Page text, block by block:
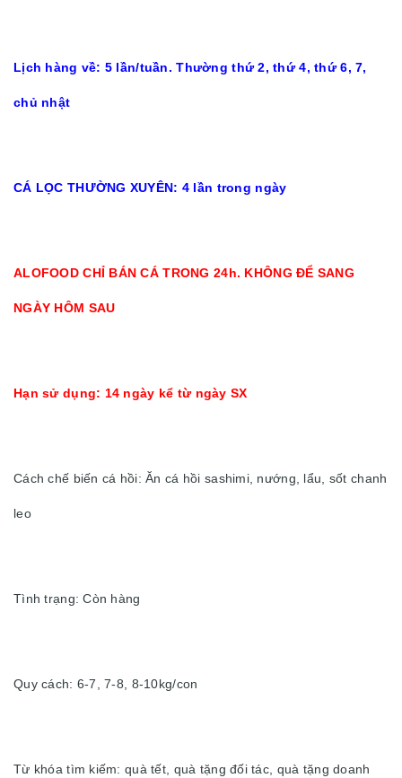
Lịch hàng về: 5 lần/tuần. Thường thứ 2, thứ 4, thứ 6, 7,
chủ nhật
CÁ LỌC THƯỜNG XUYÊN: 4 lần trong ngày
ALOFOOD CHỈ BÁN CÁ TRONG 24h. KHÔNG ĐỂ SANG
NGÀY HÔM SAU
Hạn sử dụng: 14 ngày kể từ ngày SX
Cách chế biến cá hồi: Ăn cá hồi sashimi, nướng, lẩu, sốt chanh
leo
Tình trạng: Còn hàng
Quy cách: 6-7, 7-8, 8-10kg/con
Từ khóa tìm kiếm: quà tết, quà tặng đối tác, quà tặng doanh